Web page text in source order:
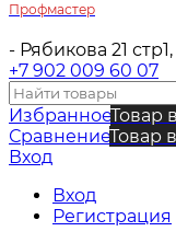
Профмастер
- Рябикова 21
+7 902 009 60 07
ИзбранноеТовар
СравнениеТовар
Вход
Вход
Регистрация